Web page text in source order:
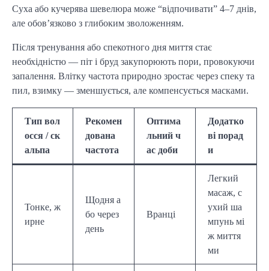
Суха або кучерява шевелюра може “відпочивати” 4–7 днів,
але обов’язково з глибоким зволоженням.
Після тренування або спекотного дня миття стає
необхідністю — піт і бруд закупорюють пори, провокуючи
запалення. Влітку частота природно зростає через спеку та
пил, взимку — зменшується, але компенсується масками.
Тип вол
осся / ск
альпа
Рекомен
дована
частота
Оптима
льний ч
ас доби
Додатко
ві порад
и
Тонке, ж
ирне
Щодня а
бо через
день
Вранці
Легкий
масаж, с
ухий ша
мпунь мі
ж миття
ми